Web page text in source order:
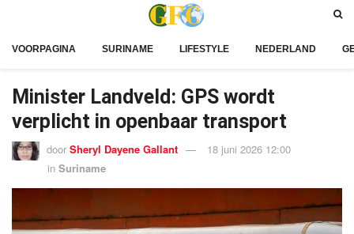
VOORPAGINA SURINAME LIFESTYLE NEDERLAND
Minister Landveld: GPS wordt
verplicht in openbaar transport
door Sheryl Dayene Gallant
18 juni 2026 12:00
in Suriname